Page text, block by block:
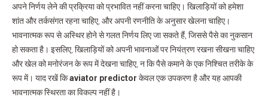
अपने निर्णय लेने की प्रक्रिया को प्रभावित नहीं करना चाहिए। खिलाड़ियों को हमेशा
शांत और तर्कसंगत रहना चाहिए, और अपनी रणनीति के अनुसार खेलना चाहिए।
भावनात्मक रूप से अस्थिर होने से गलत निर्णय लिए जा सकते हैं, जिससे पैसे का नुकसान
हो सकता है। इसलिए, खिलाड़ियों को अपनी भावनाओं पर नियंत्रण रखना सीखना चाहिए
और खेल को मनोरंजन के रूप में देखना चाहिए, न कि पैसे कमाने के एक निश्चित तरीके के
रूप में। याद रखें किaviator predictor केवल एक उपकरण है और यह आपकी
भावनात्मक स्थिरता का विकल्प नहीं है।